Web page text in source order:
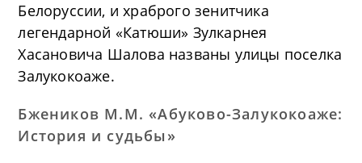
Белоруссии, и храброго зенитчика
легендарной «Катюши» Зулкарнея
Хасановича Шалова названы улицы поселка
Залукокоаже.
Бжеников М.М. «Абуково-Залукокоаже:
История и судьбы»